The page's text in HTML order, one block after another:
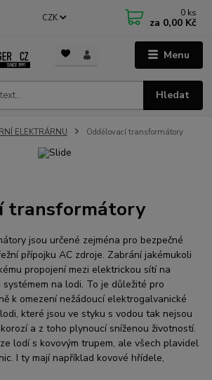
Menu
CZK
Hledat
0 ks
za 0,00 Kč
ELEKTRÁRNU Oddělovací transformátory
transformátory
jsou určené zejména pro bezpečné
přípojku AC zdroje. Zabrání jakémukoli
propojení mezi elektrickou sítí na
na lodi. To je důležité pro
k omezení nežádoucí elektrogalvanické
které jsou ve styku s vodou tak nejsou
a z toho plynoucí sníženou životností.
lodí s kovovým trupem, ale všech plavidel
I ty mají například kovové hřídele,